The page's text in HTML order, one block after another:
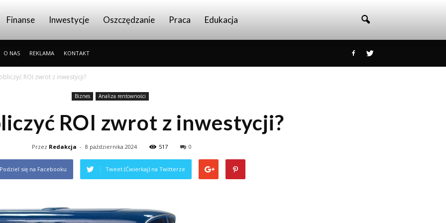
Finanse Inwestycje Oszczędzanie Praca Edukacja
O NAS REKLAMA KONTAKT
ROI zwrot z inwestycji?
Biznes Analiza rentowności
ROI zwrot z inwestycji?
Przez Redakcja - 8 października 2024 517 0
Podziel się na Facebooku Tweet (Ćwierkaj) na Twitterze